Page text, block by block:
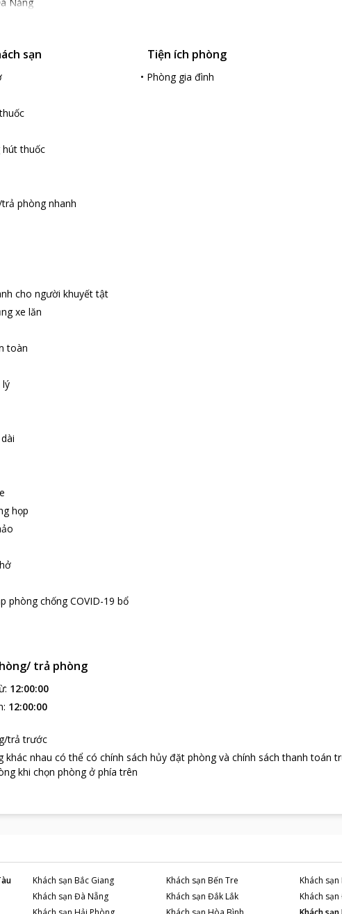
sạn
hút thuốc
phòng nhanh
cho người khuyết tật
xe lăn
toàn
lý
họp
phòng chống COVID-19 bổ
Tiện ích phòng
• Phòng gia đình
trả phòng
: 12:00:00
: 12:00:00
trả trước
khác nhau có thể có chính sách hủy đặt phòng và chính sách thanh toán
khi chọn phòng ở phía trên
Khách sạn Bắc Giang Khách sạn Bến Tre Khách sạn
Khách sạn Đà Nẵng Khách sạn Đắk Lắk Khách sạn